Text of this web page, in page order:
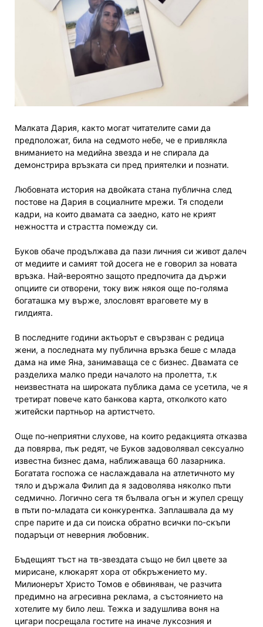
Малката Дария, както могат читателите сами да
предположат, била на седмото небе, че е привлякла
вниманието на медийна звезда и не спирала да
демонстрира връзката си пред приятелки и познати.
Любовната история на двойката стана публична след
постове на Дария в социалните мрежи. Тя сподели
кадри, на които двамата са заедно, като не крият
нежността и страстта помежду си.
Буков обаче продължава да пази личния си живот далеч
от медиите и самият той досега не е говорил за новата
връзка. Най-вероятно защото предпочита да държи
опциите си отворени, току виж някоя още по-голяма
богаташка му върже, злословят враговете му в
гилдията.
В последните години актьорът е свързван с редица
жени, а последната му публична връзка беше с млада
дама на име Яна, занимаваща се с бизнес. Двамата се
разделиха малко преди началото на пролетта, т.к
неизвестната на широката публика дама се усетила, че я
третират повече като банкова карта, отколкото като
житейски партньор на артистчето.
Още по-неприятни слухове, на които редакцията отказва
да повярва, пък редят, че Буков задоволявал сексуално
известна бизнес дама, наближаваща 60 лазарника.
Богатата госпожа се наслаждавала на атлетичното му
тяло и държала Филип да я задоволява няколко пъти
седмично. Логично сега тя бълвала огън и жупел срещу
в пъти по-младата си конкурентка. Заплашвала да му
спре парите и да си поиска обратно всички по-скъпи
подаръци от неверния любовник.
Бъдещият тъст на тв-звездата също не бил цвете за
мирисане, клюкарят хора от обкръжението му.
Милионерът Христо Томов е обвиняван, че разчита
предимно на агресивна реклама, а състоянието на
хотелите му било леш. Тежка и задушлива воня на
цигари посрещала гостите на иначе луксозния и